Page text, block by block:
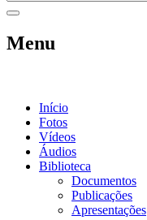
Menu
Início
Fotos
Vídeos
Áudios
Biblioteca
Documentos
Publicações
Apresentações